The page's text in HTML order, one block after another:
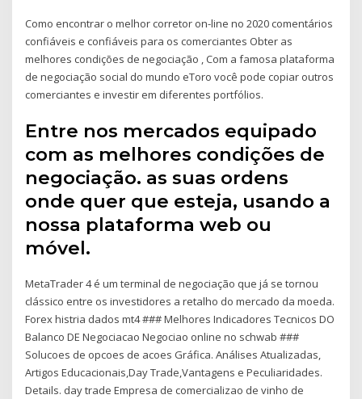
Como encontrar o melhor corretor on-line no 2020 comentários
confiáveis e confiáveis para os comerciantes Obter as
melhores condições de negociação , Com a famosa plataforma
de negociação social do mundo eToro você pode copiar outros
comerciantes e investir em diferentes portfólios.
Entre nos mercados equipado
com as melhores condições de
negociação. as suas ordens
onde quer que esteja, usando a
nossa plataforma web ou
móvel.
MetaTrader 4 é um terminal de negociação que já se tornou
clássico entre os investidores a retalho do mercado da moeda.
Forex histria dados mt4 ### Melhores Indicadores Tecnicos DO
Balanco DE Negociacao Negociao online no schwab ###
Solucoes de opcoes de acoes Gráfica. Análises Atualizadas,
Artigos Educacionais,Day Trade,Vantagens e Peculiaridades.
Details. day trade Empresa de comercializao de vinho de